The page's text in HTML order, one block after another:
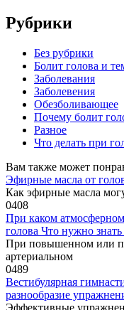
Рубрики
Без рубрики
Болит голова и
Заболевания
Заболевения
Обезболивающее
Почему болит
Разное
Что делать при
Вам также может
Эфирные масла от
Как эфирные масла
0408
При каком
голова Что нужно
При повышенном или
артериальном
0489
Вестибулярная
разнообразие